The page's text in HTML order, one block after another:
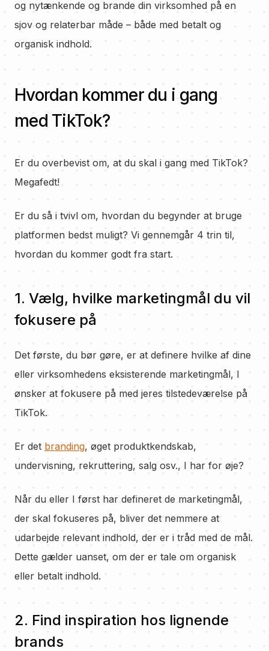
og nytænkende og brande din virksomhed på en
sjov og relaterbar måde – både med betalt og
organisk indhold.
Hvordan kommer du i gang
med TikTok?
Er du overbevist om, at du skal i gang med TikTok?
Megafedt!
Er du så i tvivl om, hvordan du begynder at bruge
platformen bedst muligt? Vi gennemgår 4 trin til,
hvordan du kommer godt fra start.
1. Vælg, hvilke marketingmål du vil
fokusere på
Det første, du bør gøre, er at definere hvilke af dine
eller virksomhedens eksisterende marketingmål, I
ønsker at fokusere på med jeres tilstedeværelse på
TikTok.
Er det branding, øget produktkendskab,
undervisning, rekruttering, salg osv., I har for øje?
Når du eller I først har defineret de marketingmål,
der skal fokuseres på, bliver det nemmere at
udarbejde relevant indhold, der er i tråd med de mål.
Dette gælder uanset, om der er tale om organisk
eller betalt indhold.
2. Find inspiration hos lignende
brands